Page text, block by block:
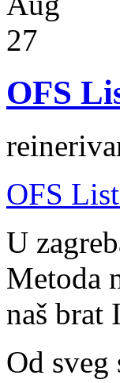
27
OFS
OFS
U
Metoda
naš brat
Od